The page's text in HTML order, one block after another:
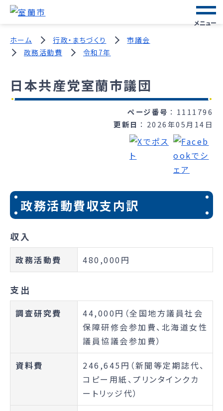
メニュー
ホーム 行政・まちづくり
市議会
政務活動費
令和7年
日本共産党室蘭市議団
ページ番号
1111796
更新日
2026年05月14日
政務活動費収支内訳
収入
政務活動費 480,000円
支出
調査研究費
44,000円（全国地方議員社会
保障研修会参加費、北海道女性
議員協議会参加費）
資料費
246,645円（新聞等定期誌代、
コピー用紙、プリンタインクカ
ートリッジ代）